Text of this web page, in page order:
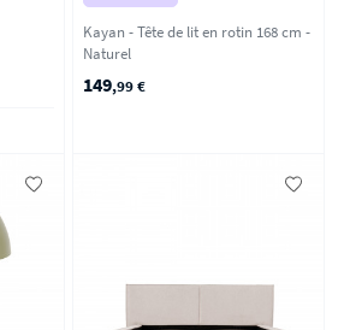
Kayan - Tête de lit en rotin 168 cm -
Naturel
149,99 €